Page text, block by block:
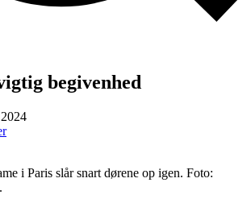
begivenhed
i Paris slår snart dørene op igen. Foto: